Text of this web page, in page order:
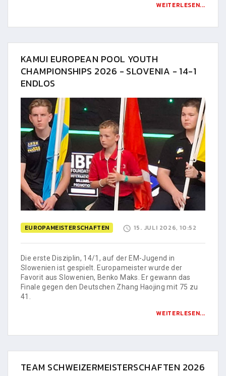
WEITERLESEN...
KAMUI EUROPEAN POOL YOUTH
CHAMPIONSHIPS 2026 - SLOVENIA - 14-1
ENDLOS
EUROPAMEISTERSCHAFTEN 15. JULI 2026, 10:52
Die erste Disziplin, 14/1, auf der EM-Jugend in
Slowenien ist gespielt. Europameister wurde der
Favorit aus Slowenien, Benko Maks. Er gewann das
Finale gegen den Deutschen Zhang Haojing mit 75 zu
41.
WEITERLESEN...
TEAM SCHWEIZERMEISTERSCHAFTEN 2026